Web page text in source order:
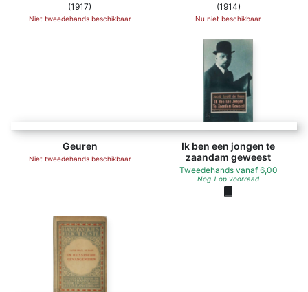
(1917)
Niet tweedehands beschikbaar
(1914)
Nu niet beschikbaar
Geuren
Niet tweedehands beschikbaar
Ik ben een jongen te
zaandam geweest
Tweedehands vanaf 6,00
Nog 1 op voorraad